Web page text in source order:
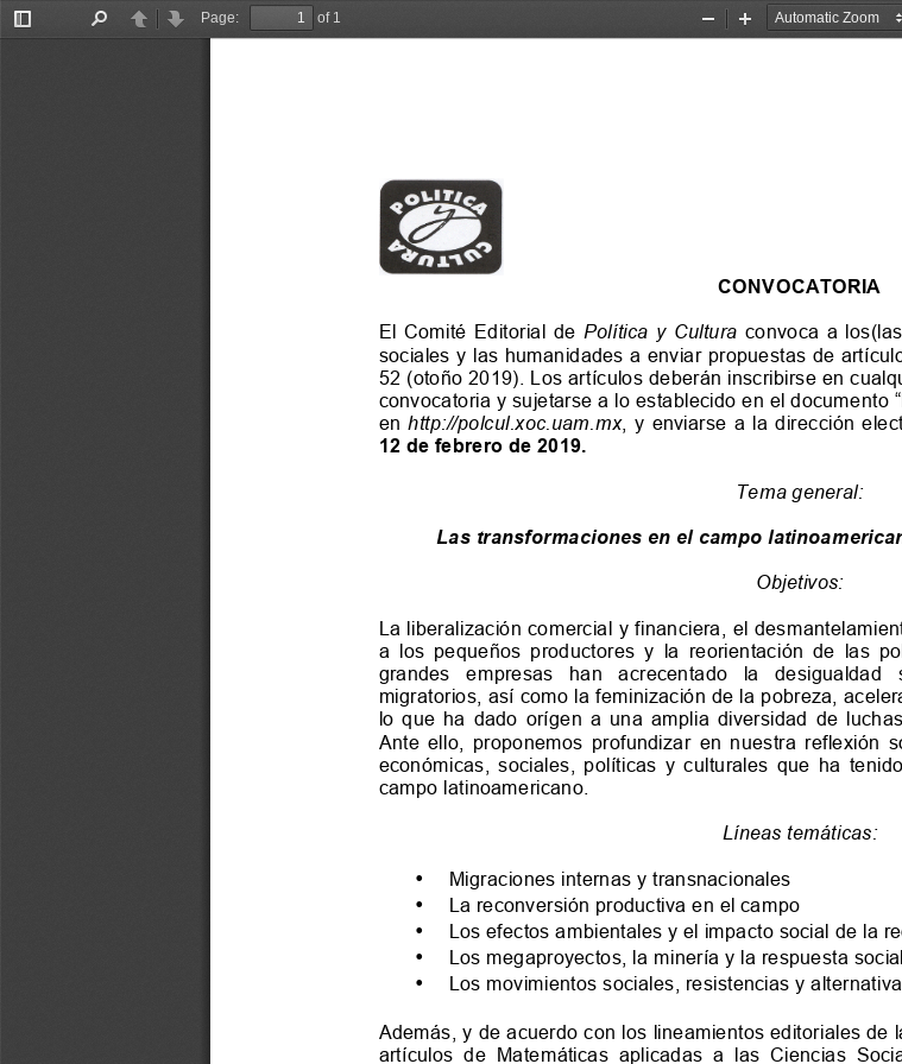
Toggle
PreviousNext
Page:
of 1
Zoom
Zoom
CONVOCATORIA
El  Comité  Editorial  de Política  y  Cultura convoca a los(las) investigadores(as) de las
sociales y las humanidades a enviar propuestas de
52 (oto ño 2019). Los artículos deberán inscribirse en
convocatoria y sujetarse a lo establecido en el documento
en http://polcul.xoc.uam.mx,  y  enviarse  a  la  dirección
12 de febrero de 2019.
Tema general:
Las transformaciones en el campo
Objetivos:
La liberalización comercial y financiera, el
a  los  pequeños  productores  y  la  reorientación
grandes   empresas   han   acrecentado
migratorios, así como la feminización de la pobreza,
lo  que  ha  dado  orígen  a  una  amplia  diversidad
Ante  ello,  proponemos  profundizar  en  nuestra
económicas,  sociales,  políticas  y  culturales  que
campo latinoamericano.
Líneas temáticas:
• Migraciones internas y transnacionales
• La reconversión productiva en el campo
• Los efectos ambientales y el impacto social de la
• Los megaproyectos, la minería y la respuesta social
• Los movimientos sociales, resistencias y
Además, y de acuerdo con los lineamientos editoriales de
artículos  de  Matemáticas  aplicadas  a  las